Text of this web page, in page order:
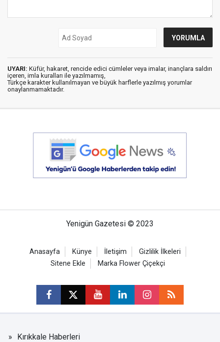
UYARI: Küfür, hakaret, rencide edici cümleler veya imalar, inançlara saldırı
içeren, imla kuralları ile yazılmamış,
Türkçe karakter kullanılmayan ve büyük harflerle yazılmış yorumlar
onaylanmamaktadır.
Yenigün Gazetesi © 2023
Anasayfa Künye İletişim
Gizlilik İlkeleri
Sitene Ekle
Marka Flower Çiçekçi
Kırıkkale Haberleri